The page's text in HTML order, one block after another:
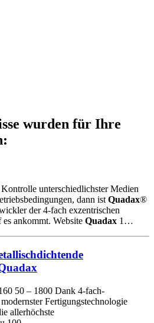
wurden für Ihre
unterschiedlichster Medien
dann ist Quadax®
der 4-fach exzentrischen
ankommt. Website Quadax 1…
50 – 1800 Dank 4-fach-
Fertigungstechnologie
allerhöchste